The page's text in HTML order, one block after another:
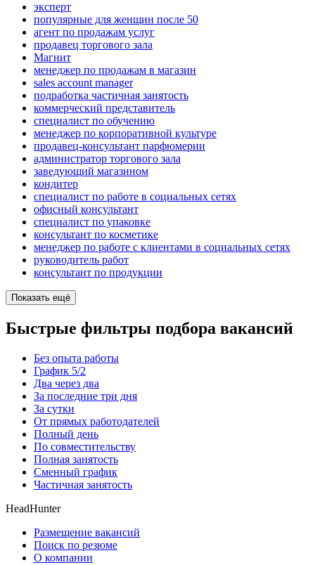
эксперт
популярные для женщин после 50
агент по продажам услуг
продавец торгового зала
Магнит
менеджер по продажам в магазин
sales account manager
подработка частичная занятость
коммерческий представитель
специалист по обучению
менеджер по корпоративной культуре
продавец-консультант парфюмерии
администратор торгового зала
заведующий магазином
кондитер
специалист по работе в социальных сетях
офисный консультант
специалист по упаковке
консультант по косметике
менеджер по работе с клиентами в социальных сетях
руководитель работ
консультант по продукции
Показать ещё
Быстрые фильтры подбора вакансий
Без опыта работы
График 5/2
Два через два
За последние три дня
За сутки
От прямых работодателей
Полный день
По совместительству
Полная занятость
Сменный график
Частичная занятость
HeadHunter
Размещение вакансий
Поиск по резюме
О компании